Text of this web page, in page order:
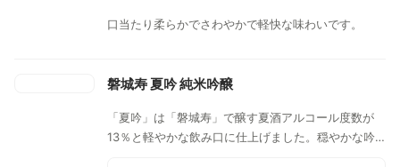
口当たり柔らかでさわやかで軽快な味わいです。
磐城寿 夏吟 純米吟醸
「夏吟」は「磐城寿」で醸す夏酒アルコール度数が
13％と軽やかな飲み口に仕上げました。穏やかな吟